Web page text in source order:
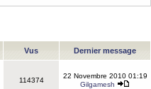
Vus Dernier message
114374
22 Novembre 2010 01:19
Gilgamesh